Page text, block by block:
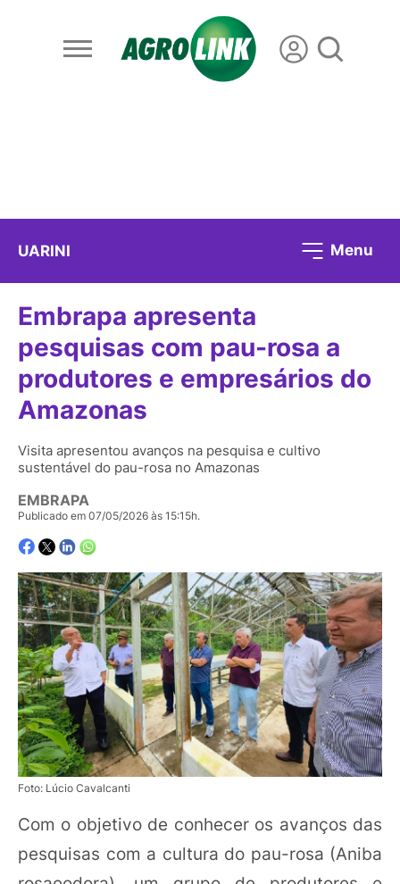
UARINI Menu
Embrapa apresenta
pesquisas com pau-rosa a
produtores e empresários do
Amazonas
Visita apresentou avanços na pesquisa e cultivo
sustentável do pau-rosa no Amazonas
EMBRAPA
Publicado em 07/05/2026 às 15:15h.
Foto: Lúcio Cavalcanti
Com o objetivo de conhecer os avanços das
pesquisas com a cultura do pau-rosa (Aniba